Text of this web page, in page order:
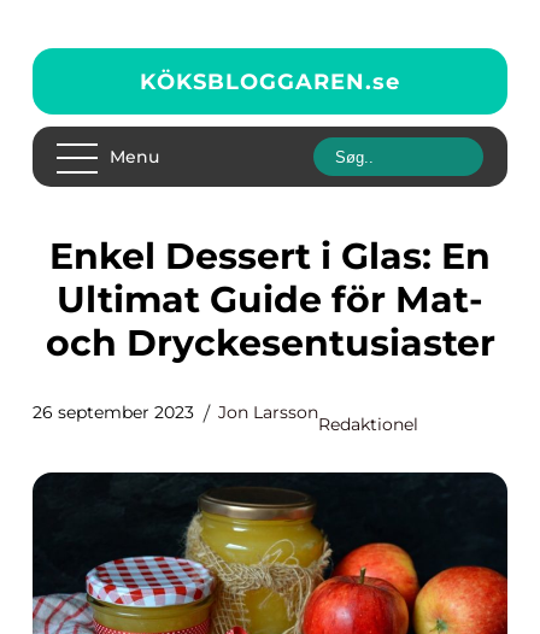
KÖKSBLOGGAREN.se
Menu
Enkel Dessert i Glas: En
Ultimat Guide för Mat-
och Dryckesentusiaster
26 september 2023 Jon Larsson
Redaktionel